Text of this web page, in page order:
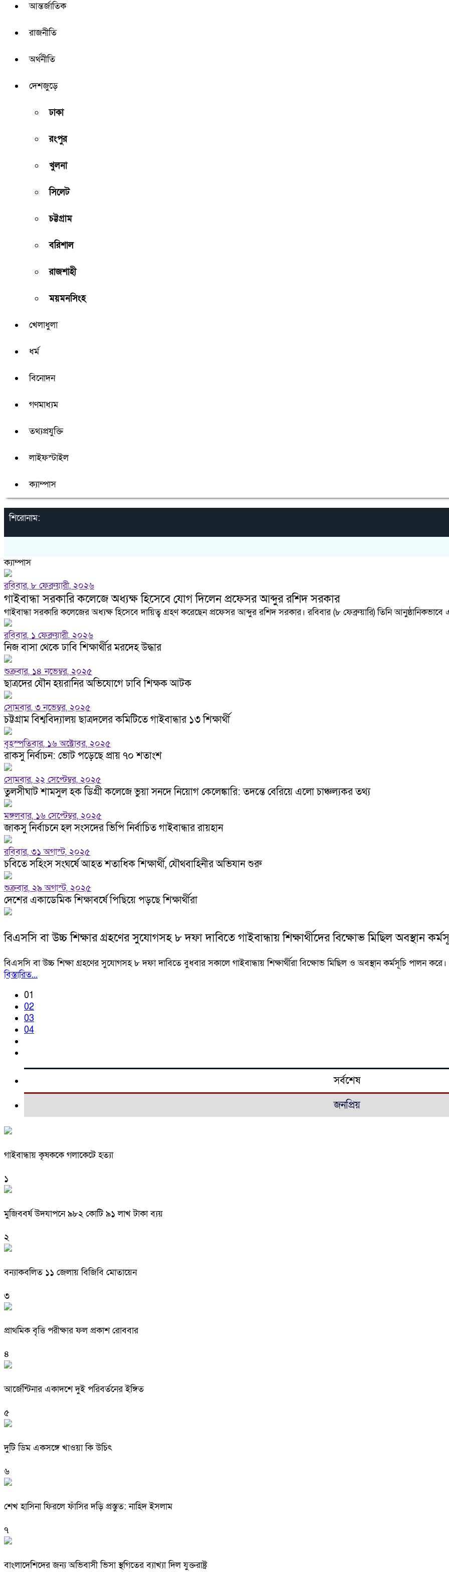
আন্তর্জাতিক
রাজনীতি
অর্থনীতি
দেশজুড়ে
ঢাকা
রংপুর
খুলনা
সিলেট
চট্টগ্রাম
বরিশাল
রাজশাহী
ময়মনসিংহ
খেলাধুলা
ধর্ম
বিনোদন
গণমাধ্যম
তথ্যপ্রযুক্তি
লাইফস্টাইল
ক্যাম্পাস
শিরোনাম:
ক্যাম্পাস
রবিবার, ৮ ফেব্রুয়ারী, ২০২৬
গাইবান্ধা সরকারি কলেজে অধ্যক্ষ হিসেবে যোগ দিলেন প্রফেসর আব্দুর রশিদ সরকার
গাইবান্ধা সরকারি কলেজের অধ্যক্ষ হিসেবে দায়িত্ব গ্রহণ করেছেন প্রফেসর আব্দুর রশিদ সরকার। রবিবার (৮ ফেব্রুয়ারি) তিনি আনুষ্ঠানিকভাবে
রবিবার, ১ ফেব্রুয়ারী, ২০২৬
নিজ বাসা থেকে ঢাবি শিক্ষার্থীর মরদেহ উদ্ধার
শুক্রবার, ১৪ নভেম্বর, ২০২৫
ছাত্রদের যৌন হয়রানির অভিযোগে ঢাবি শিক্ষক আটক
সোমবার, ৩ নভেম্বর, ২০২৫
চট্টগ্রাম বিশ্ববিদ্যালয় ছাত্রদলের কমিটিতে গাইবান্ধার ১৩ শিক্ষার্থী
বৃহস্পতিবার, ১৬ অক্টোবর, ২০২৫
রাকসু নির্বাচন: ভোট পড়েছে প্রায় ৭০ শতাংশ
সোমবার, ২২ সেপ্টেম্বর, ২০২৫
তুলসীঘাট শামসুল হক ডিগ্রী কলেজে ভুয়া সনদে নিয়োগ কেলেঙ্কারি: তদন্তে বেরিয়ে এলো চাঞ্চল্যকর তথ্য
মঙ্গলবার, ১৬ সেপ্টেম্বর, ২০২৫
জাকসু নির্বাচনে হল সংসদের ভিপি নির্বাচিত গাইবান্ধার রায়হান
রবিবার, ৩১ অগাস্ট, ২০২৫
চবিতে সহিংস সংঘর্ষে আহত শতাধিক শিক্ষার্থী, যৌথবাহিনীর অভিযান শুরু
শুক্রবার, ২৯ অগাস্ট, ২০২৫
দেশের একাডেমিক শিক্ষাবর্ষে পিছিয়ে পড়ছে শিক্ষার্থীরা
বিএসসি বা উচ্চ শিক্ষার গ্রহণের সুযোগসহ ৮ দফা দাবিতে গাইবান্ধায় শিক্ষার্থীদের বিক্ষোভ মিছিল অবস্থান
বিএসসি বা উচ্চ শিক্ষা গ্রহণের সুযোগসহ ৮ দফা দাবিতে বুধবার সকালে গাইবান্ধায় শিক্ষার্থীরা বিক্ষোভ মিছিল ও অবস্থান কর্মসূচি পালন করে।
বিস্তারিত...
01
02
03
04
সর্বশেষ
জনপ্রিয়
গাইবান্ধায় কৃষককে গলাকেটে হত্যা
১
মুজিববর্ষ উদযাপনে ৯৮২ কোটি ৯১ লাখ টাকা ব্যয়
২
বন্যাকবলিত ১১ জেলায় বিজিবি মোতায়েন
৩
প্রাথমিক বৃত্তি পরীক্ষার ফল প্রকাশ রোববার
৪
আর্জেন্টিনার একাদশে দুই পরিবর্তনের ইঙ্গিত
৫
দুটি ডিম একসঙ্গে খাওয়া কি উচিৎ
৬
শেখ হাসিনা ফিরলে ফাঁসির দড়ি প্রস্তুত: নাহিদ ইসলাম
৭
বাংলাদেশিদের জন্য অভিবাসী ভিসা স্থগিতের ব্যাখ্যা দিল যুক্তরাষ্ট্র